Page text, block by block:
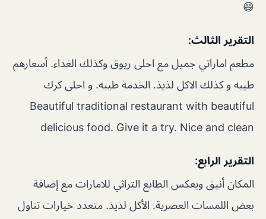
😄
التقرير الثالث:
مطعم اماراتي جميل مع احلى ريوق وكذلك الغداء. أسعارهم
طيبه و كذلك الاكل لذيذ. الخدمة طيبه. و احلى كرك
Beautiful traditional restaurant with beautiful
delicious food. Give it a try. Nice and clean
التقرير الرابع:
المكان أنيق ويعكس الطابع التراثي للامارات مع إضافة
بعض اللمسات العصرية. الأكل لذيذ. متعدد خيارات تناول